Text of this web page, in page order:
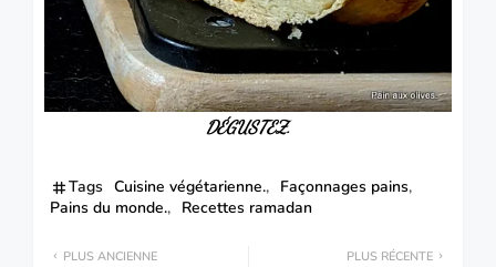
DÉGUSTEZ.
Tags Cuisine végétarienne.
Façonnages pains
Pains du monde.
Recettes ramadan
PLUS RÉCENTE
PLUS ANCIENNE